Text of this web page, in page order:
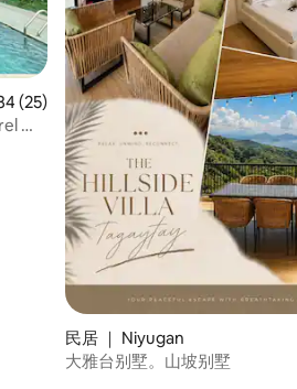
分 4.84 分（满分 5 分），共 25 条评价
(25)
—
民居 ｜ Niyugan
大雅台别墅。山坡别墅